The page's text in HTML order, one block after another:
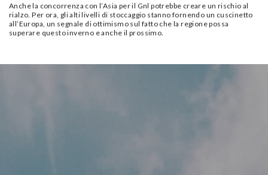
Anche la concorrenza con l’Asia per il Gnl potrebbe creare un rischio al
rialzo. Per ora, gli alti livelli di stoccaggio stanno fornendo un cuscinetto
all’Europa, un segnale di ottimismo sul fatto che la regione possa
superare questo inverno e anche il prossimo.